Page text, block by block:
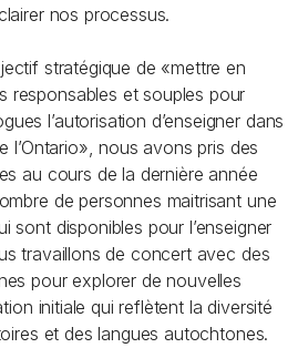
nos processus.
stratégique de «mettre en
et souples pour
l’autorisation d’enseigner dans
l’Ontario», nous avons pris des
au cours de la dernière année
de personnes maitrisant une
sont disponibles pour l’enseigner
travaillons de concert avec des
pour explorer de nouvelles
initiale qui reflètent la diversité
et des langues autochtones.